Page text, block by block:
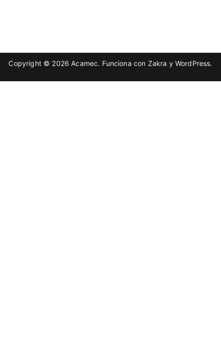
Copyright © 2026Acamec. Funciona con Zakra y WordPress.